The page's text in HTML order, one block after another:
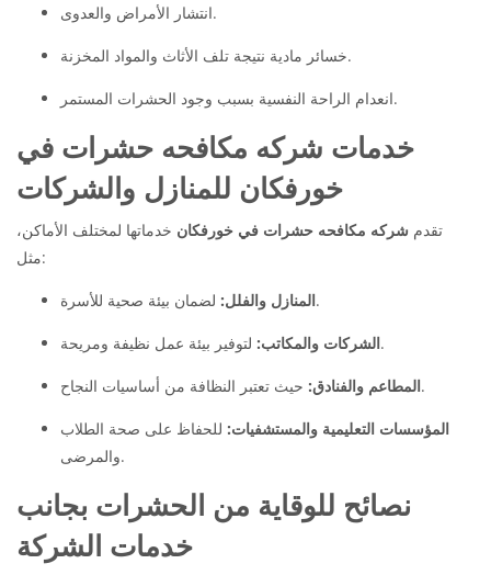
انتشار الأمراض والعدوى.
خسائر مادية نتيجة تلف الأثاث والمواد المخزنة.
انعدام الراحة النفسية بسبب وجود الحشرات المستمر.
خدمات شركه مكافحه حشرات في
خورفكان للمنازل والشركات
تقدم شركه مكافحه حشرات في خورفكان خدماتها لمختلف الأماكن،
مثل:
المنازل والفلل:لضمان بيئة صحية للأسرة.
الشركات والمكاتب:لتوفير بيئة عمل نظيفة ومريحة.
المطاعم والفنادق:حيث تعتبر النظافة من أساسيات النجاح.
المؤسسات التعليمية والمستشفيات: للحفاظ على صحة الطلاب
والمرضى.
نصائح للوقاية من الحشرات بجانب
خدمات الشركة